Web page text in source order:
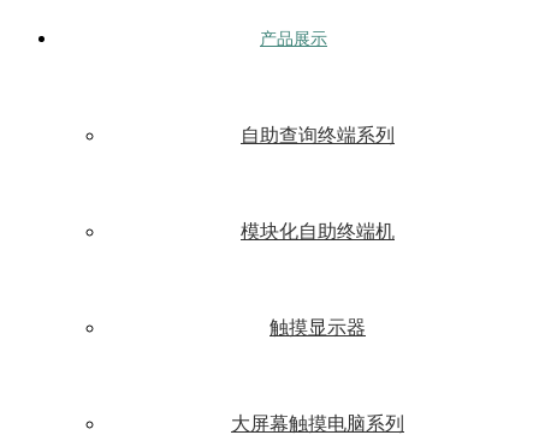
产品展示
自助查询终端系列
模块化自助终端机
触摸显示器
大屏幕触摸电脑系列